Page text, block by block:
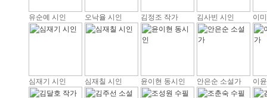
유순예 시인 오낙율 시인 김정조 작가 김사빈 시인 이
심재기 시인 심재칠 시인 윤이현 동시인 안은순 소설가 이